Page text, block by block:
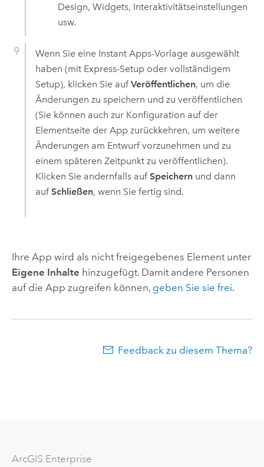
Design, Widgets, Interaktivitätseinstellungen
usw.
Wenn Sie eine Instant Apps-Vorlage ausgewählt
haben (mit Express-Setup oder vollständigem
Setup), klicken Sie auf Veröffentlichen, um die
Änderungen zu speichern und zu veröffentlichen
(Sie können auch zur Konfiguration auf der
Elementseite der App zurückkehren, um weitere
Änderungen am Entwurf vorzunehmen und zu
einem späteren Zeitpunkt zu veröffentlichen).
Klicken Sie andernfalls auf Speichernund dann
auf Schließen, wenn Sie fertig sind.
Ihre App wird als nicht freigegebenes Element unter
Eigene Inhalte hinzugefügt. Damit andere Personen
auf die App zugreifen können, geben Sie sie frei.
Feedback zu diesem Thema?
ArcGIS Enterprise